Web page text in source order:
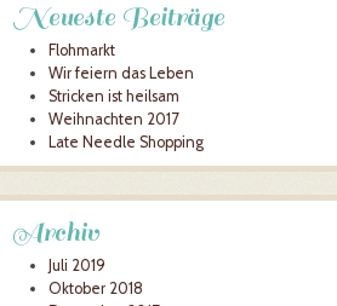
Neueste Beiträge
Flohmarkt
Wir feiern das Leben
Stricken ist heilsam
Weihnachten 2017
Late Needle Shopping
Archiv
Juli 2019
Oktober 2018